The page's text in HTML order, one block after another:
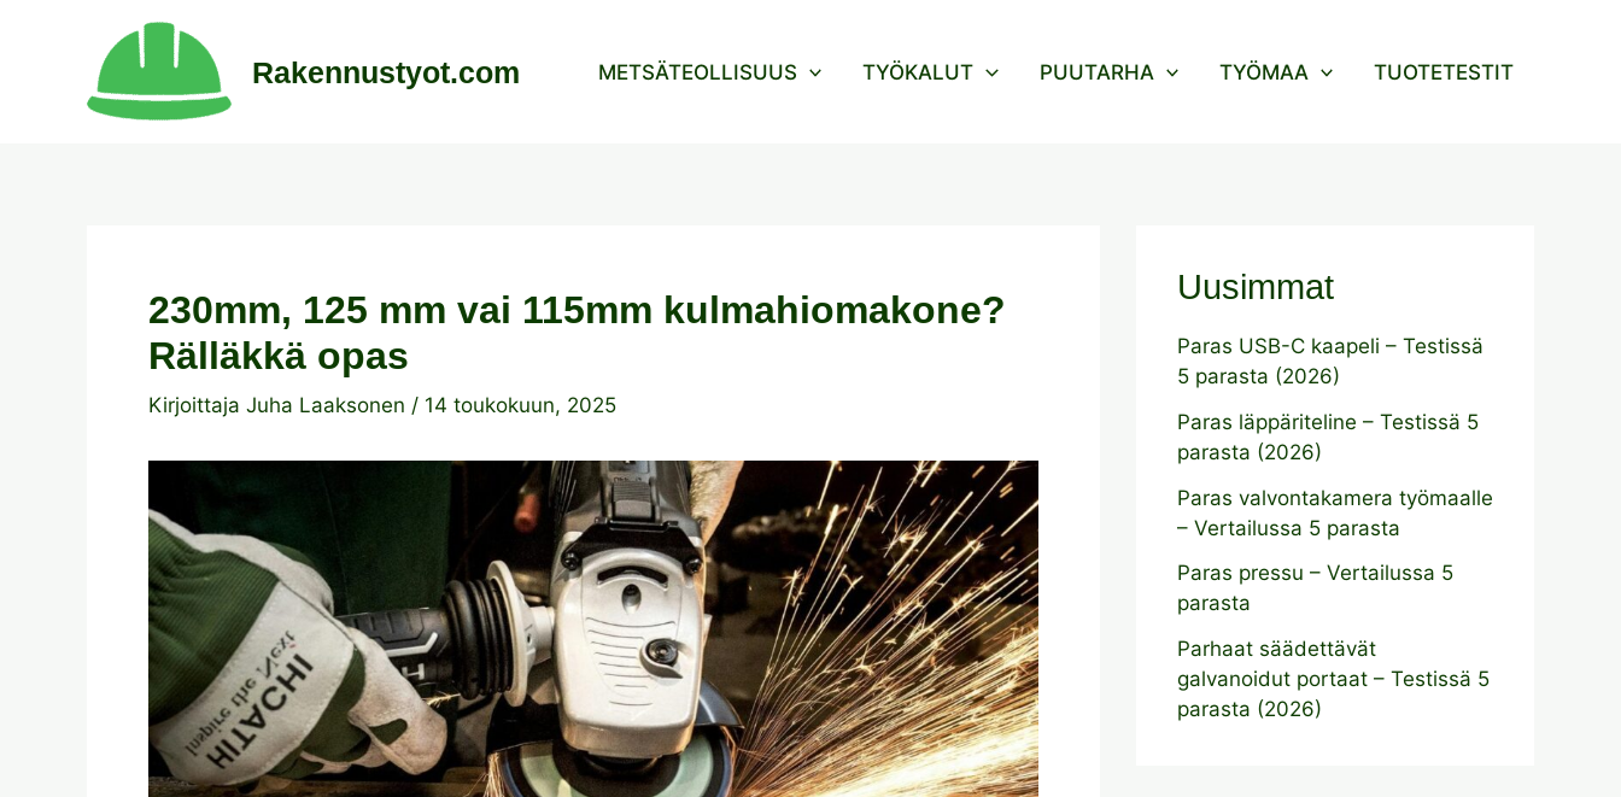
Rakennustyot.com METSÄTEOLLISUUS TYÖKALUT PUUTARHA TYÖMAA TUOTETESTIT
230mm, 125 mm vai 115mm kulmahiomakone?
Rälläkkä opas
Kirjoittaja Juha Laaksonen / 14 toukokuun, 2025
Uusimmat
Paras USB-C kaapeli – Testissä
5 parasta (2026)
Paras läppäriteline – Testissä 5
parasta (2026)
Paras valvontakamera työmaalle
– Vertailussa 5 parasta
Paras pressu – Vertailussa 5
parasta
Parhaat säädettävät
galvanoidut portaat – Testissä 5
parasta (2026)